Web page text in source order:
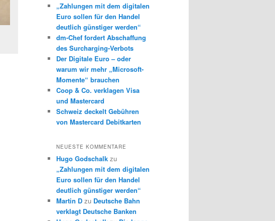
n
„Zahlungen mit dem digitalen
Euro sollen für den Handel
deutlich günstiger werden“
dm-Chef fordert Abschaffung
des Surcharging-Verbots
Der Digitale Euro – oder
warum wir mehr „Microsoft-
Momente“ brauchen
Coop & Co. verklagen Visa
und Mastercard
Schweiz deckelt Gebühren
von Mastercard Debitkarten
NEUESTE KOMMENTARE
Hugo Godschalk zu
„Zahlungen mit dem digitalen
Euro sollen für den Handel
deutlich günstiger werden“
Martin D zu Deutsche Bahn
verklagt Deutsche Banken